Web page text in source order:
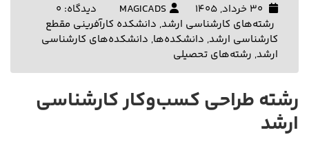
MAGICADS
دیدگاه: 0
رشته‌های کارشناسی ارشد, دانشکده کارآفرینی مقطع
کارشناسی ارشد, دانشکده‌ها, دانشکده‌های کارشناسی
ارشد, رشته‌های تحصیلی
رشته طراحی کسب‌وکار کارشناسی
ارشد